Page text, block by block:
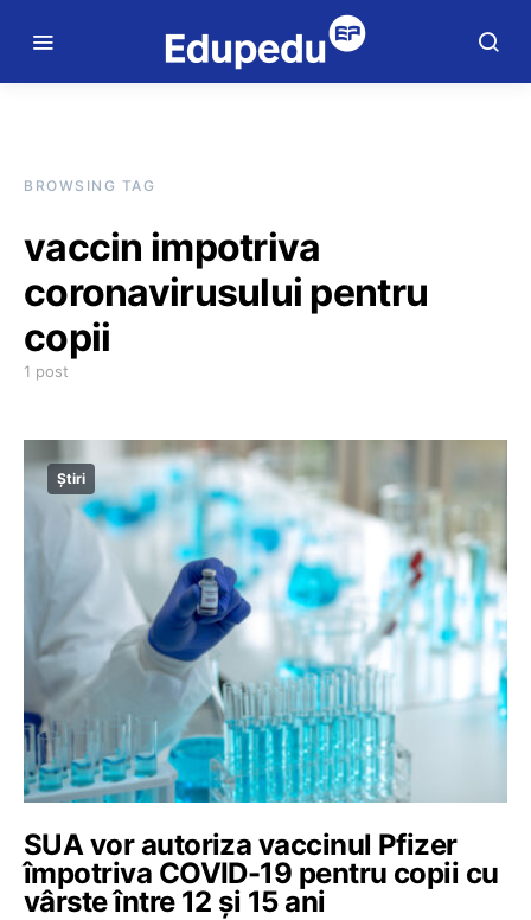
BROWSING TAG
vaccin impotriva
coronavirusului pentru
copii
1 post
Știri
SUA vor autoriza vaccinul Pfizer
împotriva COVID-19 pentru copii cu
vârste între 12 și 15 ani